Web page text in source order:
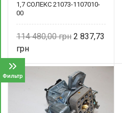
Фильтр
1,7 СОЛЕКС 21073-1107010-
00
114 480,00 2 837,73